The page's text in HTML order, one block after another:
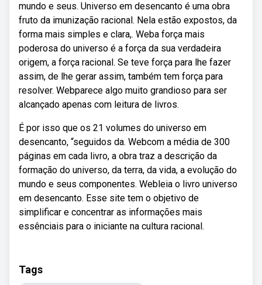
mundo e seus. Universo em desencanto é uma obra
fruto da imunização racional. Nela estão expostos, da
forma mais simples e clara,. Weba força mais
poderosa do universo é a força da sua verdadeira
origem, a força racional. Se teve força para lhe fazer
assim, de lhe gerar assim, também tem força para
resolver. Webparece algo muito grandioso para ser
alcançado apenas com leitura de livros.
É por isso que os 21 volumes do universo em
desencanto, “seguidos da. Webcom a média de 300
páginas em cada livro, a obra traz a descrição da
formação do universo, da terra, da vida, a evolução do
mundo e seus componentes. Webleia o livro universo
em desencanto. Esse site tem o objetivo de
simplificar e concentrar as informações mais
essênciais para o iniciante na cultura racional.
Tags